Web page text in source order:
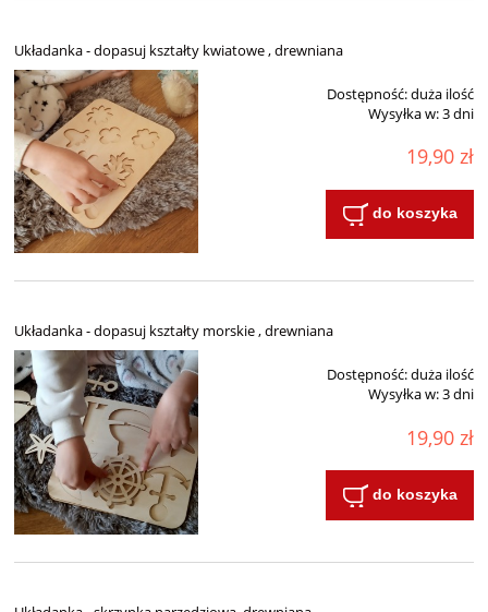
Układanka - dopasuj kształty kwiatowe , drewniana
Dostępność:duża ilość
Wysyłka w:3 dni
19,90 zł
do koszyka
Układanka - dopasuj kształty morskie , drewniana
Dostępność:duża ilość
Wysyłka w:3 dni
19,90 zł
do koszyka